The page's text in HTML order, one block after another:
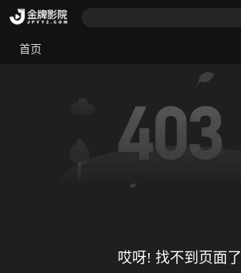
首页
哎呀! 找不到页面了